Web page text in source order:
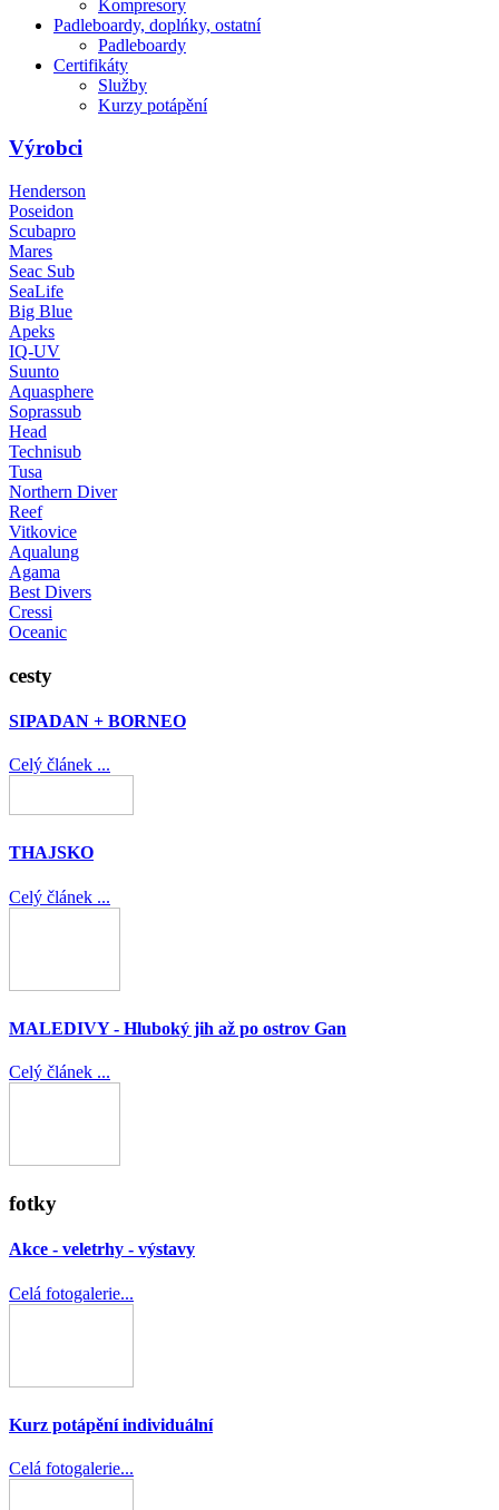
Kompresory
Padleboardy, doplńky, ostatní
Padleboardy
Certifikáty
Služby
Kurzy potápění
Výrobci
Henderson
Poseidon
Scubapro
Mares
Seac Sub
SeaLife
Big Blue
Apeks
IQ-UV
Suunto
Aquasphere
Soprassub
Head
Technisub
Tusa
Northern Diver
Reef
Vitkovice
Aqualung
Agama
Best Divers
Cressi
Oceanic
cesty
SIPADAN + BORNEO
Celý článek ...
THAJSKO
Celý článek ...
MALEDIVY - Hluboký jih až po ostrov Gan
Celý článek ...
fotky
Akce - veletrhy - výstavy
Celá fotogalerie...
Kurz potápění individuální
Celá fotogalerie...